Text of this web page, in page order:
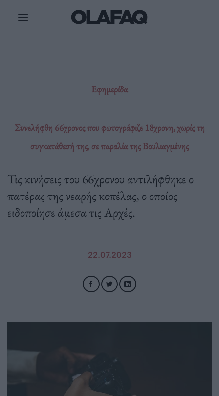
Εφημερίδα
Συνελήφθη 66χρονος που φωτογράφιζε 18χρονη, χωρίς τη
συγκατάθεσή της, σε παραλία της Βουλιαγμένης
Τις κινήσεις του 66χρονου αντιλήφθηκε ο
πατέρας της νεαρής κοπέλας, ο οποίος
ειδοποίησε άμεσα τις Αρχές.
22.07.2023